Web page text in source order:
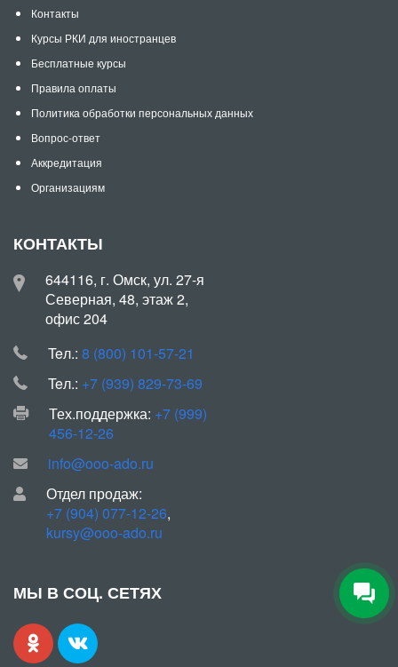
Контакты
Курсы РКИ для иностранцев
Бесплатные курсы
Правила оплаты
Политика обработки персональных данных
Вопрос-ответ
Аккредитация
Организациям
КОНТАКТЫ
644116, г. Омск, ул. 27-я
Северная, 48, этаж 2,
офис 204
Teл.: 8 (800) 101-57-21
Teл.: +7 (939) 829-73-69
Тех.поддержка: +7 (999)
456-12-26
info@ooo-ado.ru
Отдел продаж:
+7 (904) 077-12-26,
kursy@ooo-ado.ru
МЫ В СОЦ. СЕТЯХ